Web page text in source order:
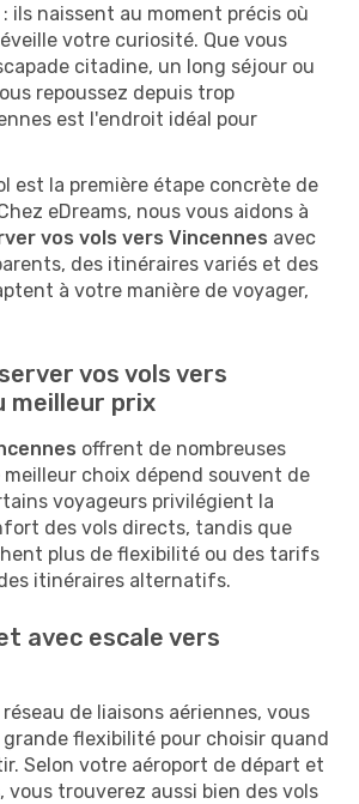
ils naissent au moment précis où
votre curiosité. Que vous
citadine, un long séjour ou
repoussez depuis trop
est l'endroit idéal pour
est la première étape concrète de
eDreams, nous vous aidons à
vos vols vers Vincennes avec
des itinéraires variés et des
à votre manière de voyager,
vos vols vers
meilleur prix
offrent de nombreuses
meilleur choix dépend souvent de
voyageurs privilégient la
des vols directs, tandis que
plus de flexibilité ou des tarifs
itinéraires alternatifs.
avec escale vers
de liaisons aériennes, vous
flexibilité pour choisir quand
Selon votre aéroport de départ et
vous trouverez aussi bien des vols